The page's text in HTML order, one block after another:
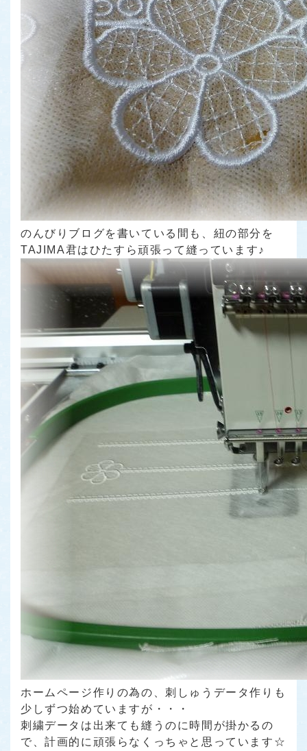
のんびりブログを書いている間も、紐の部分を
TAJIMA君はひたすら頑張って縫っています♪
ホームページ作りの為の、刺しゅうデータ作りも
少しずつ始めていますが・・・
刺繍データは出来ても縫うのに時間が掛かるの
で、計画的に頑張らなくっちゃと思っています☆